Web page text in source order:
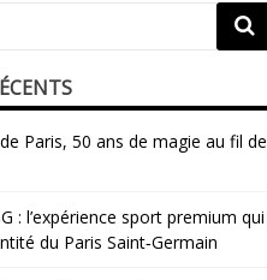
Paris, 50 ans de magie au fil de
: l’expérience sport premium qui
du Paris Saint‑Germain